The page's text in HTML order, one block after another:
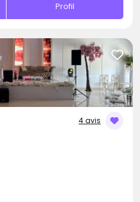
Profil
4 avis